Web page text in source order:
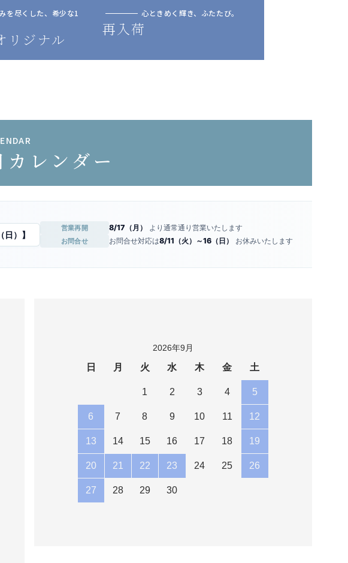
を尽くした、希少な1
リジナル
心ときめく輝き、ふたたび。
再入荷
カレンダー
日）】
営業再開 8/17（月） より通常通り営業いたします
お問合せ お問合せ対応は8/11（火）～16（日） お休みいたします
2026年9月
日 月 火 水 木 金 土
1 2 3 4 5
6 7 8 9 10 11 12
13 14 15 16 17 18 19
20 21 22 23 24 25 26
27 28 29 30